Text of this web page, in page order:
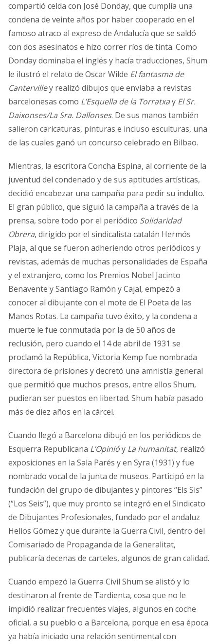
compartió celda con José Donday, que cumplía una
condena de veinte años por haber cooperado en el
famoso atraco al expreso de Andalucía que se saldó
con dos asesinatos e hizo correr ríos de tinta. Como
Donday dominaba el inglés y hacía traducciones, Shum
le ilustró el relato de Oscar Wilde El fantasma de
Cantervilley realizó dibujos que enviaba a revistas
barcelonesas como L’Esquella de la Torratxay El Sr.
Daixonses/La Sra. Dallonses. De sus manos también
salieron caricaturas, pinturas e incluso esculturas, una
de las cuales ganó un concurso celebrado en Bilbao.
Mientras, la escritora Concha Espina, al corriente de la
juventud del condenado y de sus aptitudes artísticas,
decidió encabezar una campaña para pedir su indulto.
El gran público, que siguió la campaña a través de la
prensa, sobre todo por el periódico Solidaridad
Obrera, dirigido por el sindicalista catalán Hermós
Plaja, al que se fueron adheriendo otros periódicos y
revistas, además de muchas personalidades de España
y el extranjero, como los Premios Nobel Jacinto
Benavente y Santiago Ramón y Cajal, empezó a
conocer al dibujante con el mote de El Poeta de las
Manos Rotas. La campaña tuvo éxito, y la condena a
muerte le fue conmutada por la de 50 años de
reclusión, pero cuando el 14 de abril de 1931 se
proclamó la República, Victoria Kemp fue nombrada
directora de prisiones y decretó una amnistía general
que permitió que muchos presos, entre ellos Shum,
pudieran ser puestos en libertad. Shum había pasado
más de diez años en la cárcel.
Cuando llegó a Barcelona dibujó en los periódicos de
Esquerra Republicana L’Opinióy La humanitat, realizó
exposiciones en la Sala Parés y en Syra (1931) y fue
nombrado vocal de la junta de museos. Participó en la
fundación del grupo de dibujantes y pintores “Els Sis”
(“Los Seis”), que muy pronto se integró en el Sindicato
de Dibujantes Profesionales, fundado por el andaluz
Helios Gómez y que durante la Guerra Civil, dentro del
Comisariado de Propaganda de la Generalitat,
publicaría decenas de carteles, algunos de gran calidad.
Cuando empezó la Guerra Civil Shum se alistó y lo
destinaron al frente de Tardienta, cosa que no le
impidió realizar frecuentes viajes, algunos en coche
oficial, a su pueblo o a Barcelona, porque en esa época
ya había iniciado una relación sentimental con